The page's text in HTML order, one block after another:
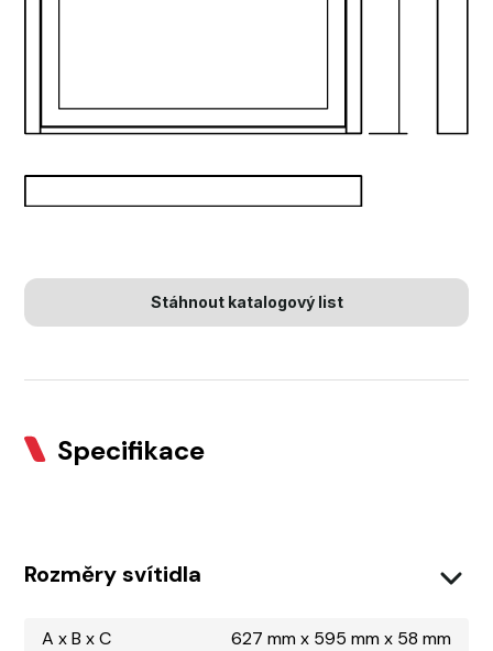
Stáhnout katalogový list
Specifikace
Rozměry svítidla
A x B x C
627 mm x 595 mm x 58 mm